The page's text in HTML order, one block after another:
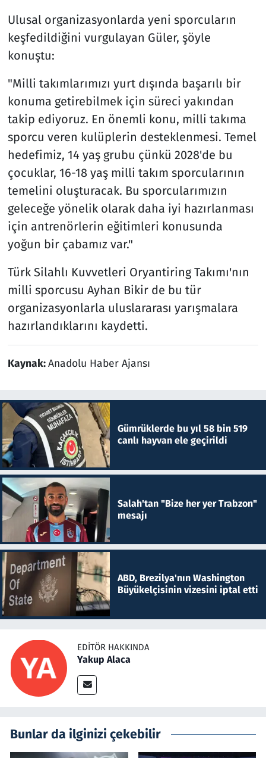
Ulusal organizasyonlarda yeni sporcuların
keşfedildiğini vurgulayan Güler, şöyle
konuştu:
"Milli takımlarımızı yurt dışında başarılı bir
konuma getirebilmek için süreci yakından
takip ediyoruz. En önemli konu, milli takıma
sporcu veren kulüplerin desteklenmesi. Temel
hedefimiz, 14 yaş grubu çünkü 2028'de bu
çocuklar, 16-18 yaş milli takım sporcularının
temelini oluşturacak. Bu sporcularımızın
geleceğe yönelik olarak daha iyi hazırlanması
için antrenörlerin eğitimleri konusunda
yoğun bir çabamız var."
Türk Silahlı Kuvvetleri Oryantiring Takımı'nın
milli sporcusu Ayhan Bikir de bu tür
organizasyonlarla uluslararası yarışmalara
hazırlandıklarını kaydetti.
Kaynak:Anadolu Haber Ajansı
Gümrüklerde bu yıl 58 bin 519
canlı hayvan ele geçirildi
Salah'tan "Bize her yer Trabzon"
mesajı
ABD, Brezilya'nın Washington
Büyükelçisinin vizesini iptal etti
EDITÖR HAKKINDA
Yakup Alaca
Bunlar da ilginizi çekebilir